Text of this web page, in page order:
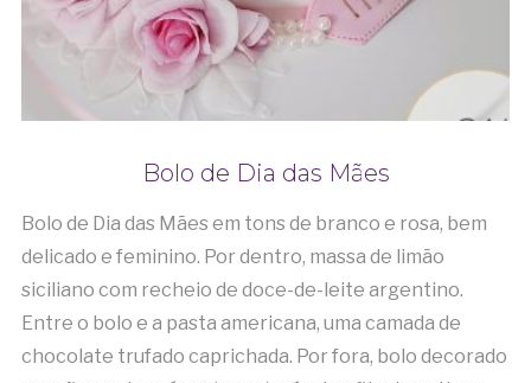
Bolo de Dia das Mães
Bolo de Dia das Mães em tons de branco e rosa, bem
delicado e feminino. Por dentro, massa de limão
siciliano com recheio de doce-de-leite argentino.
Entre o bolo e a pasta americana, uma camada de
chocolate trufado caprichada. Por fora, bolo decorado